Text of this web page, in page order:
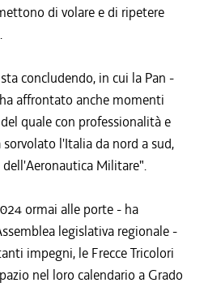
di volare e di ripetere
concludendo, in cui la Pan -
affrontato anche momenti
quale con professionalità e
l'Italia da nord a sud,
Militare".
ormai alle porte - ha
legislativa regionale -
impegni, le Frecce Tricolori
nel loro calendario a Grado